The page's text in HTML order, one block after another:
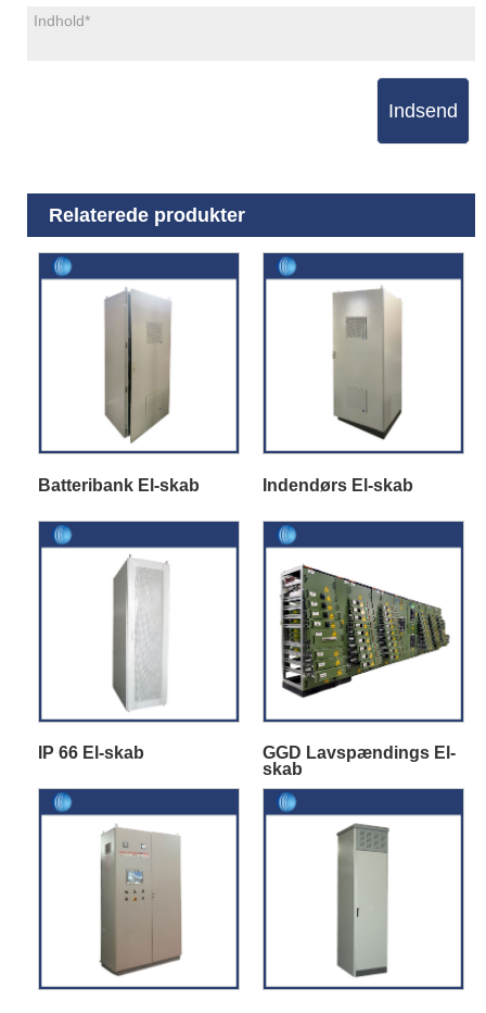
Indsend
Relaterede produkter
Batteribank El-skab Indendørs El-skab
IP 66 El-skab
GGD Lavspændings El-
skab